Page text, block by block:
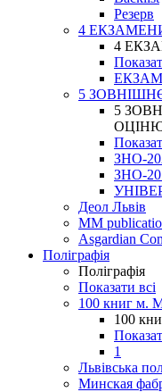
Резерв
4
4
5
5
ЗНО-
ЗНО-
Деол Львів
MM
Asgardian
Поліграфія
Поліграфія
Показати всі
100 книг м.
100
1
Львівська
Минская